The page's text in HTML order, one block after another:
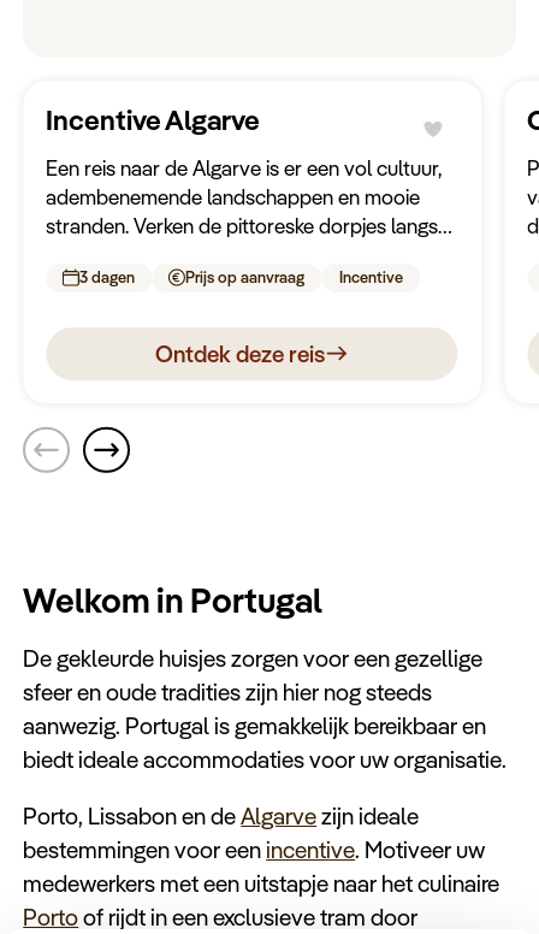
Incentive Algarve
Een reis naar de Algarve is er een vol cultuur,
adembenemende landschappen en mooie
stranden. Verken de pittoreske dorpjes langs
Portugese keuken.
3 dagen Prijs op aanvraag Incentive
Ontdek deze reis
Welkom in Portugal
De gekleurde huisjes zorgen voor een gezellige
sfeer en oude tradities zijn hier nog steeds
aanwezig. Portugal is gemakkelijk bereikbaar en
biedt ideale accommodaties voor uw organisatie.
Porto, Lissabon en deAlgarvezijn ideale
bestemmingen voor eenincentive. Motiveer uw
medewerkers met een uitstapje naar het culinaire
Portoof rijdt in een exclusieve tram door